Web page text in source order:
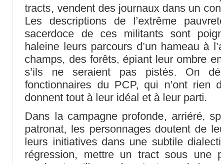
tracts, vendent des journaux dans un
Les descriptions de l’extrême
sacerdoce de ces militants sont
haleine leurs parcours d’un hameau à
champs, des forêts, épiant leur ombre
s’ils ne seraient pas pistés. On
fonctionnaires du PCP, qui n’ont rien
donnent tout à leur idéal et à leur parti.
Dans la campagne profonde, arriéré,
patronat, les personnages doutent de
leurs initiatives dans une subtile
régression, mettre un tract sous une